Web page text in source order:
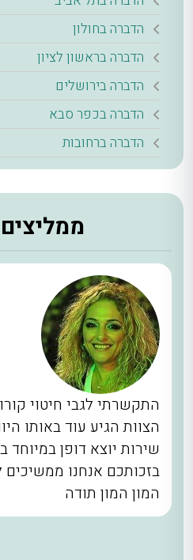
הדברה בחולון
הדברה בראשון לציון
הדברה בירושלים
הדברה בכפר סבא
הדברה ברחובות
ממליצים
התקשרתי לגבי חיטוי
הצוות הגיע עוד באותו
שירות יוצא דופן במיוחד
בזכותכם אנחנו
המון המון תודה